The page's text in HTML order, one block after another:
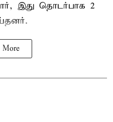
இது தொடர்பாக 2
More